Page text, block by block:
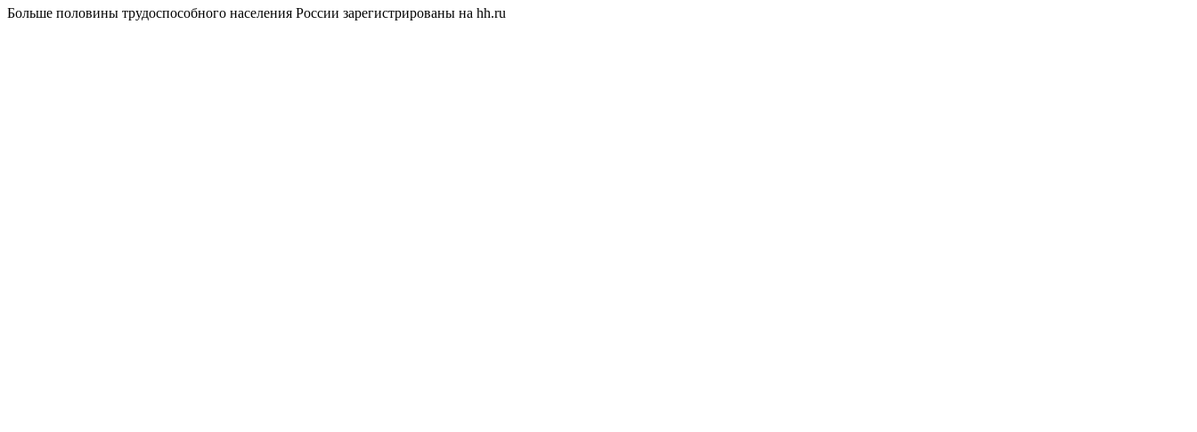
Больше половины трудоспособного населения России зарегистрированы на hh.ru